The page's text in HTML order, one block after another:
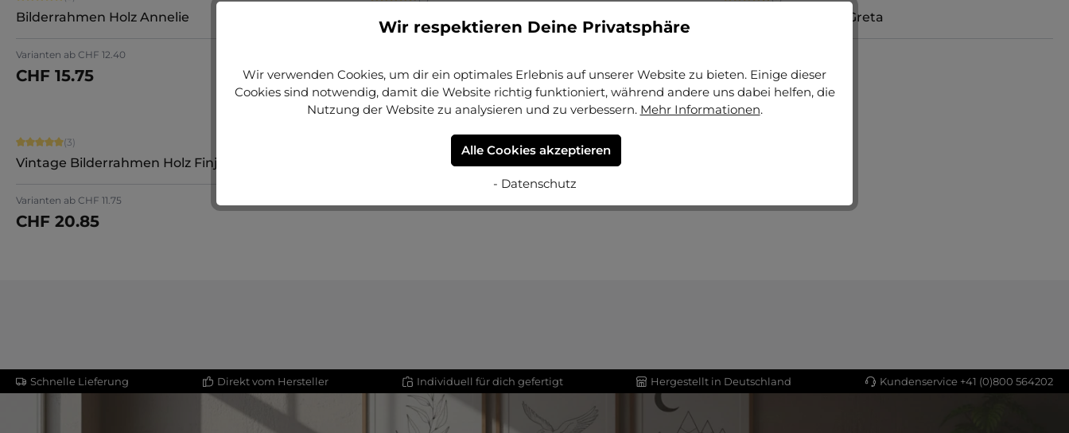
Bilderrahmen Holz Annelie
Varianten ab CHF 12.40
CHF 15.75
Jetzt konfigurieren
Bilderrahmen Holz Nele mit Abstandsleiste
CHF 18.65
Jetzt konfigurieren
Bilderrahmen Holz Greta
CHF 18.80
Jetzt konfigurieren
Durchschnittliche Bewertung von 5 von 5 Sternen
(3)
Vintage Bilderrahmen Holz Finja
Varianten ab CHF 11.75
CHF 20.85
Jetzt konfigurieren
Schnelle Lieferung Direkt vom Hersteller Individuell für dich gefertigt Hergestellt in Deutschland Kundenservice +41 (0)800 564202
Wir respektieren Deine Privatsphäre
Wir verwenden Cookies, um dir ein optimales Erlebnis auf unserer Website zu bieten. Einige dieser
Cookies sind notwendig, damit die Website richtig funktioniert, während andere uns dabei helfen, die
Nutzung der Website zu analysieren und zu verbessern. Mehr Informationen.
Alle Cookies akzeptieren
- Datenschutz